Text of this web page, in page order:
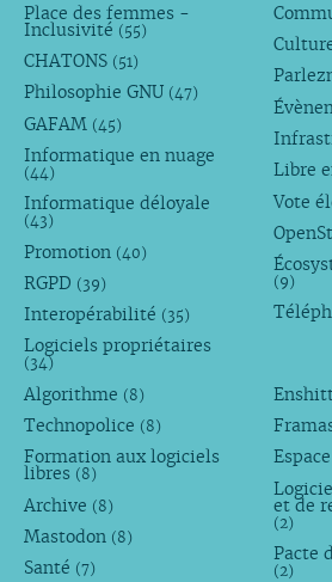
Place des femmes -
Inclusivité (55)
CHATONS (51)
Philosophie GNU (47)
GAFAM (45)
Informatique en nuage
(44)
Informatique déloyale
(43)
Promotion (40)
RGPD (39)
Interopérabilité (35)
Logiciels propriétaires
(34)
Libre
Vote
(9)
Algorithme (8)
Technopolice (8)
Formation aux logiciels
libres (8)
Archive (8)
Mastodon (8)
Santé (7)
et de
(2)
Pacte
(2)